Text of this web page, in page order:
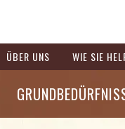
ÜBER UNS WIE SIE